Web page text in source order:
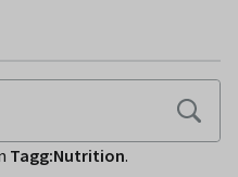
Tagg:Nutrition.